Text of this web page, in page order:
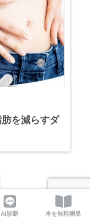
を減らすダ
AI診断 本を無料贈呈